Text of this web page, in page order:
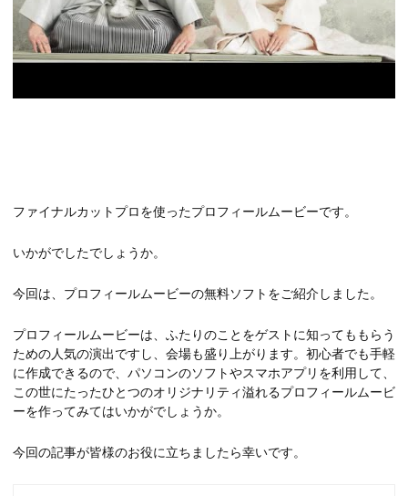
ファイナルカットプロを使ったプロフィールムービーです。
いかがでしたでしょうか。
今回は、プロフィールムービーの無料ソフトをご紹介しました。
プロフィールムービーは、ふたりのことをゲストに知ってももらう
ための人気の演出ですし、会場も盛り上がります。初心者でも手軽
に作成できるので、パソコンのソフトやスマホアプリを利用して、
この世にたったひとつのオリジナリティ溢れるプロフィールムービ
ーを作ってみてはいかがでしょうか。
今回の記事が皆様のお役に立ちましたら幸いです。